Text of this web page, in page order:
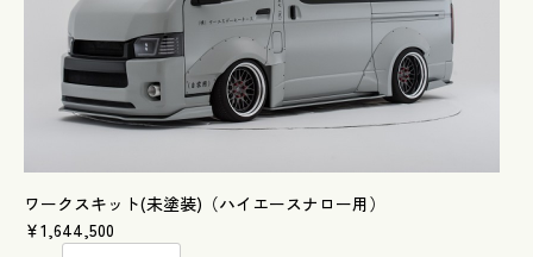
ワークスキット(未塗装)（ハイエースナロー用）
￥1,644,500